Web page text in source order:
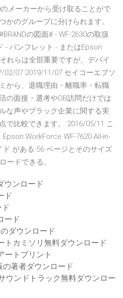
メーカーから受け取ることがで
かのグループに分けられます。
の図面# - WF-2630の取扱
- パンフレット - またはEpson
れらは全部重要ですが、デバイ
02/07 2019/11/07 セイコーエプソ
から、退職理由・離職率・転職
の面接・選考やOB訪問だけでは
な声やブラック企業に関する実
で比較できます。 2016/05/11 こ
WorkForce WF-7620 All-in-
ド がある 56 ページとそのサイズ
ードできる。
ウンロード
ド
ード
ダウンロード
トカミソリ無料ダウンロード
ートプリント
の著者ダウンロード
ウンドトラック無料ダウンロー